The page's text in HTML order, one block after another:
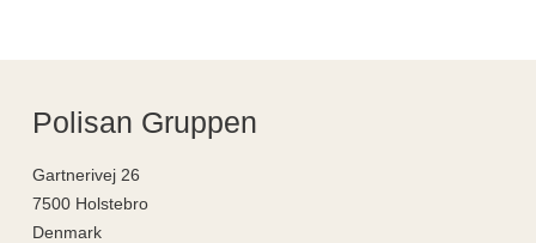
Polisan Gruppen
Gartnerivej 26
7500 Holstebro
Denmark